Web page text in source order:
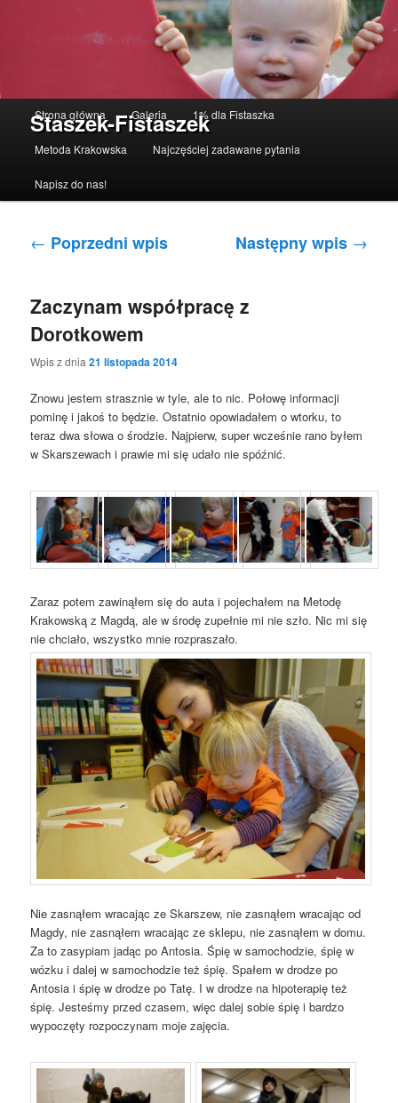
Staszek-Fistaszek
Przeskocz do tekstu
Przeskocz do widgetów
Strona główna Galeria 1% dla Fistaszka
Metoda Krakowska Najczęściej zadawane pytania
Napisz do nas!
Nawigacja po wpisach
← Poprzedni wpis Następny wpis →
Zaczynam współpracę z
Dorotkowem
Wpis z dnia21 listopada 2014
Znowu jestem strasznie w tyle, ale to nic. Połowę informacji
pominę i jakoś to będzie. Ostatnio opowiadałem o wtorku, to
teraz dwa słowa o środzie. Najpierw, super wcześnie rano byłem
w Skarszewach i prawie mi się udało nie spóźnić.
Zaraz potem zawinąłem się do auta i pojechałem na Metodę
Krakowską z Magdą, ale w środę zupełnie mi nie szło. Nic mi się
nie chciało, wszystko mnie rozpraszało.
Nie zasnąłem wracając ze Skarszew, nie zasnąłem wracając od
Magdy, nie zasnąłem wracając ze sklepu, nie zasnąłem w domu.
Za to zasypiam jadąc po Antosia. Śpię w samochodzie, śpię w
wózku i dalej w samochodzie też śpię. Spałem w drodze po
Antosia i śpię w drodze po Tatę. I w drodze na hipoterapię też
śpię. Jesteśmy przed czasem, więc dalej sobie śpię i bardzo
wypoczęty rozpoczynam moje zajęcia.